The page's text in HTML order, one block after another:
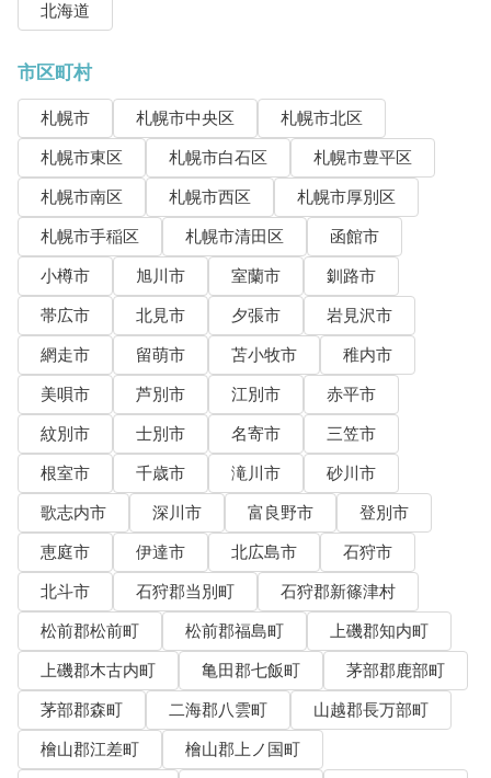
北海道
市区町村
札幌市 札幌市中央区
札幌市北区
札幌市東区
札幌市白石区
札幌市豊平区
札幌市南区
札幌市西区
札幌市厚別区
札幌市手稲区
札幌市清田区
函館市
小樽市
旭川市 室蘭市
釧路市
帯広市
北見市 夕張市
岩見沢市
網走市
留萌市 苫小牧市
稚内市
美唄市
芦別市 江別市
赤平市
紋別市
士別市 名寄市
三笠市
根室市
千歳市 滝川市
砂川市
歌志内市
深川市 富良野市
登別市
恵庭市
伊達市 北広島市
石狩市
北斗市
石狩郡当別町
石狩郡新篠津村
松前郡松前町
松前郡福島町
上磯郡知内町
上磯郡木古内町
亀田郡七飯町
茅部郡鹿部町
茅部郡森町
二海郡八雲町
山越郡長万部町
檜山郡江差町
檜山郡上ノ国町